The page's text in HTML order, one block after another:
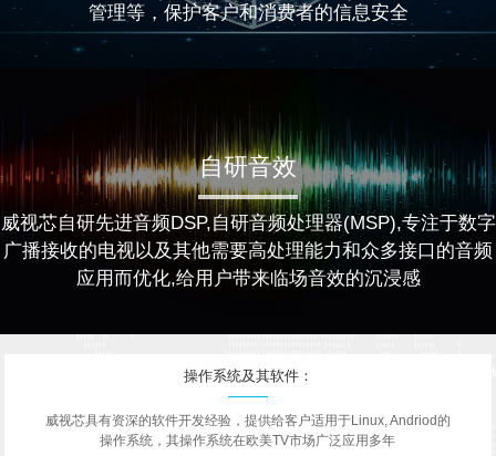
管理等，保护客户和消费者的信息安全
自研音效
威视芯自研先进音频DSP,自研音频处理器(MSP),专注于数字
广播接收的电视以及其他需要高处理能力和众多接口的音频
应用而优化,给用户带来临场音效的沉浸感
操作系统及其软件：
威视芯具有资深的软件开发经验，提供给客户适用于Linux, Andriod的
操作系统，其操作系统在欧美TV市场广泛应用多年